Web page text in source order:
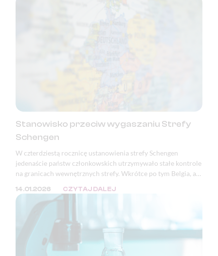
Stanowisko przeciw wygaszaniu Strefy
Schengen
W czterdziestą rocznicę ustanowienia strefy Schengen
jedenaście państw członkowskich utrzymywało stałe kontrole
na granicach wewnętrznych strefy. Wkrótce po tym Belgia, a
granicy z Niemcami. Podstawowe wolności Unii Europejskiej,
takie jak prawo obywateli państw członkowskich do
chronione. Zjednoczona Europa bez kontroli granicznych —
jedno z największych osiągnięć pokojowej integracji
kontynentu — jest poświęcana dla bieżących celów
14.01.2026 CZYTAJ DALEJ